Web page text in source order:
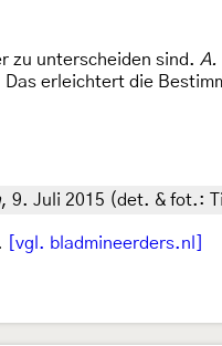
zu unterscheiden sind. A.
erleichtert die
, 9. Juli 2015 (det. & fot.:
[vgl. bladmineerders.nl]